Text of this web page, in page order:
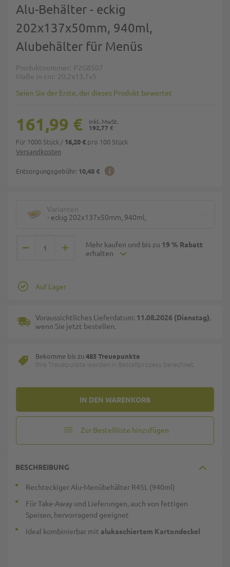
Alu-Behälter - eckig
202x137x50mm, 940ml,
Alubehälter für Menüs
Produktnummer P2G8507
Maße in cm
20,2x13,7x5
Seien Sie der Erste, der dieses Produkt bewertet
Versandkosten
Entsorgungsgebühr: 10,48 €
192,77 €
161,99 €
Für 1000 Stück / 16,20 € pro 100 Stück
Varianten
- eckig 202x137x50mm, 940ml,
Mehr kaufen und bis zu 19 % Rabatt
erhalten
IN DEN WARENKORB
Auf Lager
Voraussichtliches Lieferdatum: 11.08.2026 (Dienstag),
wenn Sie jetzt bestellen.
Bekomme bis zu 485 Treuepunkte
Ihre Treuepunkte werden in Bestellprozess berechnet.
Zur Bestellliste hinzufügen
BESCHREIBUNG
Rechteckiger Alu-Menübehälter R45L (940ml)
Für Take-Away und Lieferungen, auch von fettigen
Speisen, hervorragend geeignet
Ideal kombinierbar mit alukaschiertem Kartondeckel